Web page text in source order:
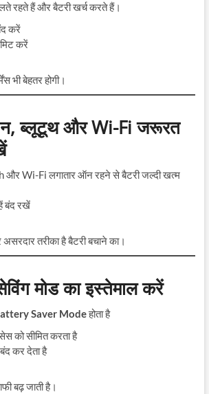
रहते हैं और बैटरी खर्च करते हैं।
करें
करें
भी बेहतर होगी।
ब्लूटूथ और Wi-Fi जरूरत
और Wi-Fi लगातार ऑन रहने से बैटरी जल्दी खत्म
बंद रखें
तरीका है बैटरी बचाने का।
मोड का इस्तेमाल करें
Saver Modeहोता है
को सीमित करता है
कर देता है
बढ़ जाती है।